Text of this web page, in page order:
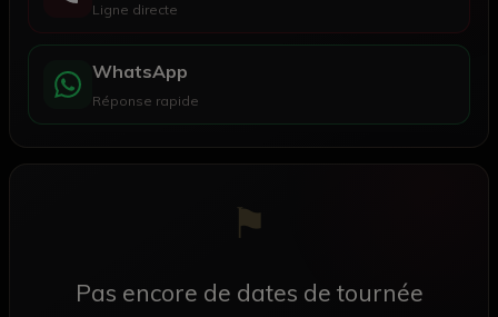
Ligne directe
WhatsApp
Réponse rapide
⚑
Pas encore de dates de tournée